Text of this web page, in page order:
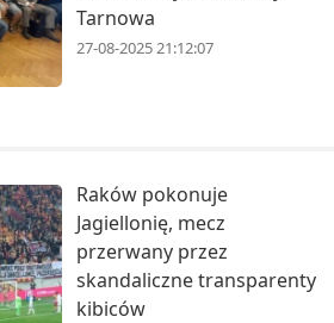
Tarnowa
27-08-2025 21:12:07
Raków pokonuje
Jagiellonię, mecz
przerwany przez
skandaliczne transparenty
kibiców